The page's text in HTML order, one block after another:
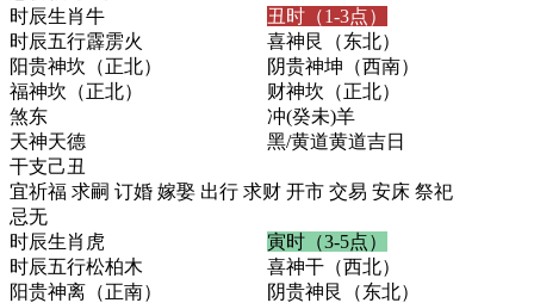
丑时（1-3点）
时辰生肖牛
时辰五行霹雳火 喜神 艮（东北）
阳贵神坎（正北） 阴贵神坤（西南）
福神坎（正北） 财神坎（正北）
煞东 冲(癸未)羊
天神天德 黑/黄道黄道吉日
干支己丑
宜祈福 求嗣 订婚 嫁娶 出行 求财 开市 交易 安床 祭祀
忌无
寅时（3-5点）
时辰生肖 虎
时辰五行松柏木 喜神干（西北）
阳贵神离（正南） 阴贵神 艮（东北）